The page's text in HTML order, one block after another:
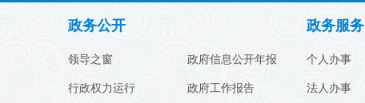
政务公开
领导之窗
行政权力运行
政府信息公开年报
政府工作报告
政务服务
个人办事
法人办事